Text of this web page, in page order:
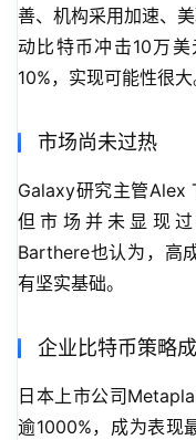
善、机构采用加速、
动比特币冲击10万
10%，实现可能性很大
市场尚未过热
Galaxy研究主管Alex
但市场并未显现
Barthere也认为，高
有坚实基础。
企业比特币策略
日本上市公司
逾1000%，成为表现